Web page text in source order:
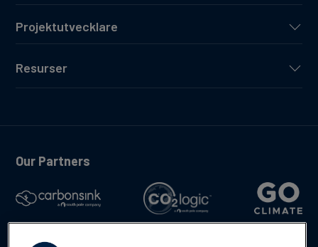
Projektutvecklare
Resurser
Our Partners